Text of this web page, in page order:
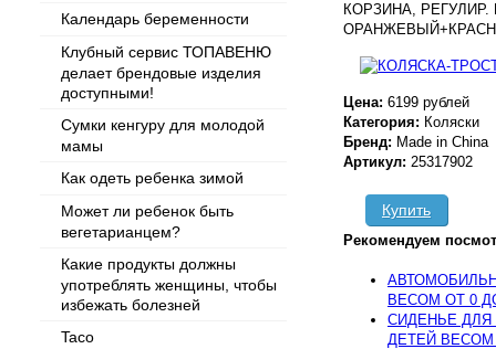
Календарь беременности
Клубный сервис ТОПАВЕНЮ
делает брендовые изделия
доступными!
Сумки кенгуру для молодой
мамы
Как одеть ребенка зимой
Может ли ребенок быть
вегетарианцем?
Какие продукты должны
употреблять женщины, чтобы
избежать болезней
Taco
КОРЗИНА,
Цена: 6199 рублей
Категория: Коляски
Бренд: Made in China
Артикул: 25317902
Купить
Рекомендуем
ВЕСОМ ОТ 0
СИДЕНЬЕ ДЛЯ
ДЕТЕЙ ВЕСОМ